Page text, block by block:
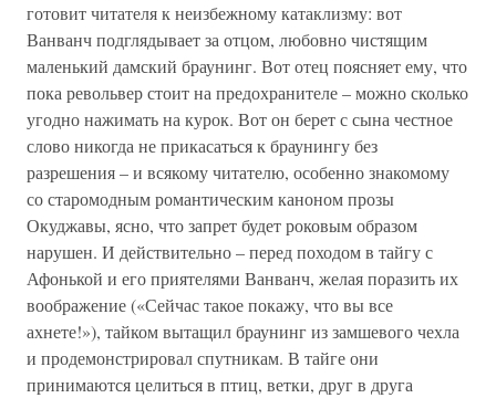
готовит читателя к неизбежному катаклизму: вот
Ванванч подглядывает за отцом, любовно чистящим
маленький дамский браунинг. Вот отец поясняет ему, что
пока револьвер стоит на предохранителе – можно сколько
угодно нажимать на курок. Вот он берет с сына честное
слово никогда не прикасаться к браунингу без
разрешения – и всякому читателю, особенно знакомому
со старомодным романтическим каноном прозы
Окуджавы, ясно, что запрет будет роковым образом
нарушен. И действительно – перед походом в тайгу с
Афонькой и его приятелями Ванванч, желая поразить их
воображение («Сейчас такое покажу, что вы все
ахнете!»), тайком вытащил браунинг из замшевого чехла
и продемонстрировал спутникам. В тайге они
принимаются целиться в птиц, ветки, друг в друга